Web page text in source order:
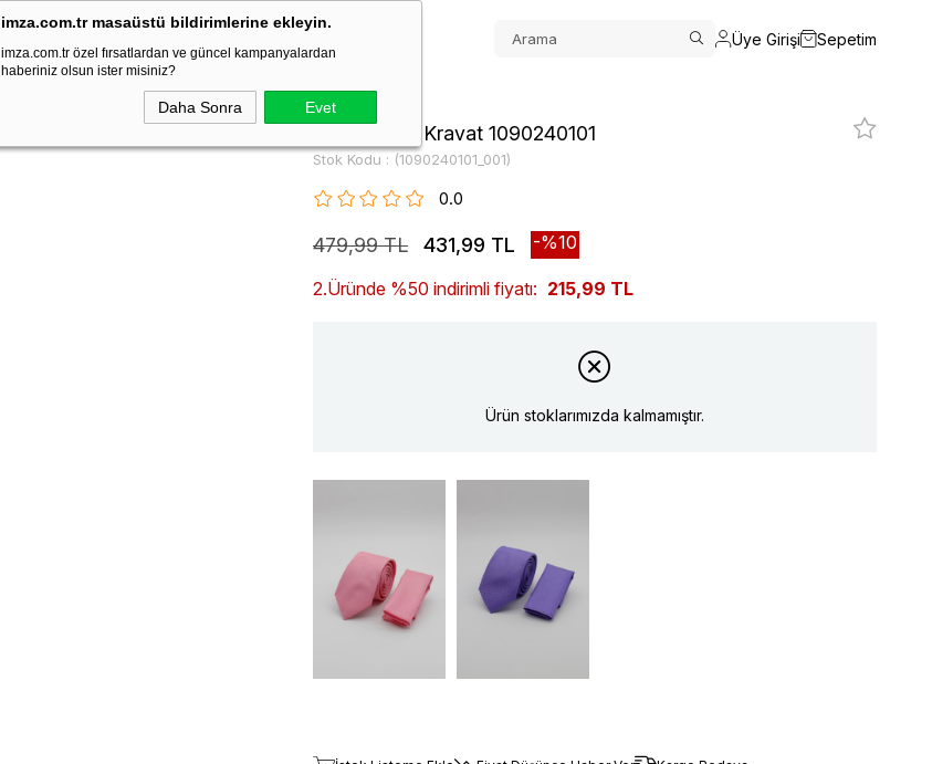
imza.com.tr masaüstü bildirimlerine ekleyin.
imza.com.tr özel fırsatlardan ve güncel kampanyalardan
haberiniz olsun ister misiniz?
Daha Sonra Evet
Üye Girişi Sepetim
Siyah 6 Cm Kravat 1090240101
Stok Kodu (1090240101_001)
0.0
479,99 TL 431,99 TL 10
2.Üründe %50 indirimli fiyatı: 215,99 TL
Ürün stoklarımızda kalmamıştır.